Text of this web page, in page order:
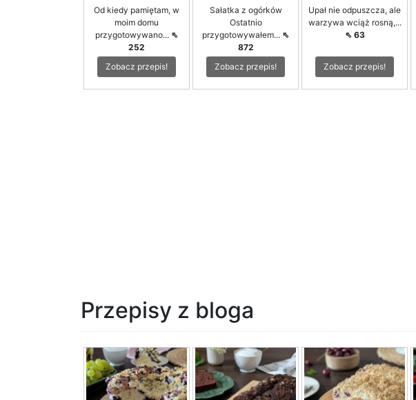
Od kiedy pamiętam, w
moim domu
przygotowywano... ⇖
252
Zobacz przepis!
Sałatka z ogórków
Ostatnio
przygotowywałem... ⇖
872
Zobacz przepis!
Upał nie odpuszcza, ale
warzywa wciąż rosną,...
⇖ 63
Zobacz przepis!
Przepisy z bloga